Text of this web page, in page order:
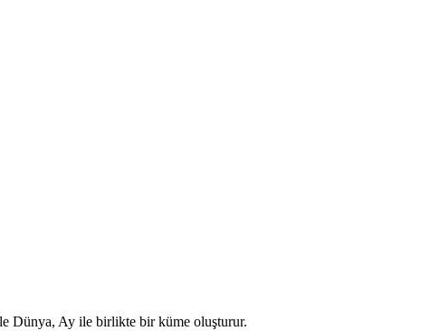
Dünya, Ay ile birlikte bir küme oluşturur.